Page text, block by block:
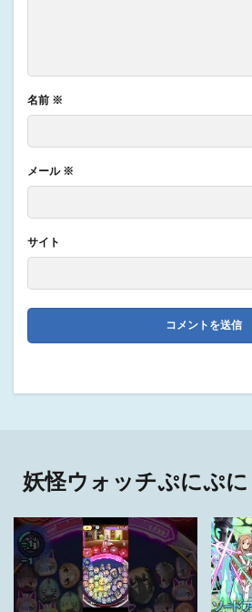
名前 ※
メール ※
サイト
妖怪ウォッチぷにぷに